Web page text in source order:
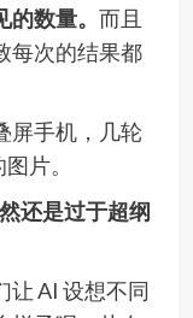
数量。 而且
每次的结果都
屏手机，几轮
片。
还是过于超纲
让 AI 设想不同